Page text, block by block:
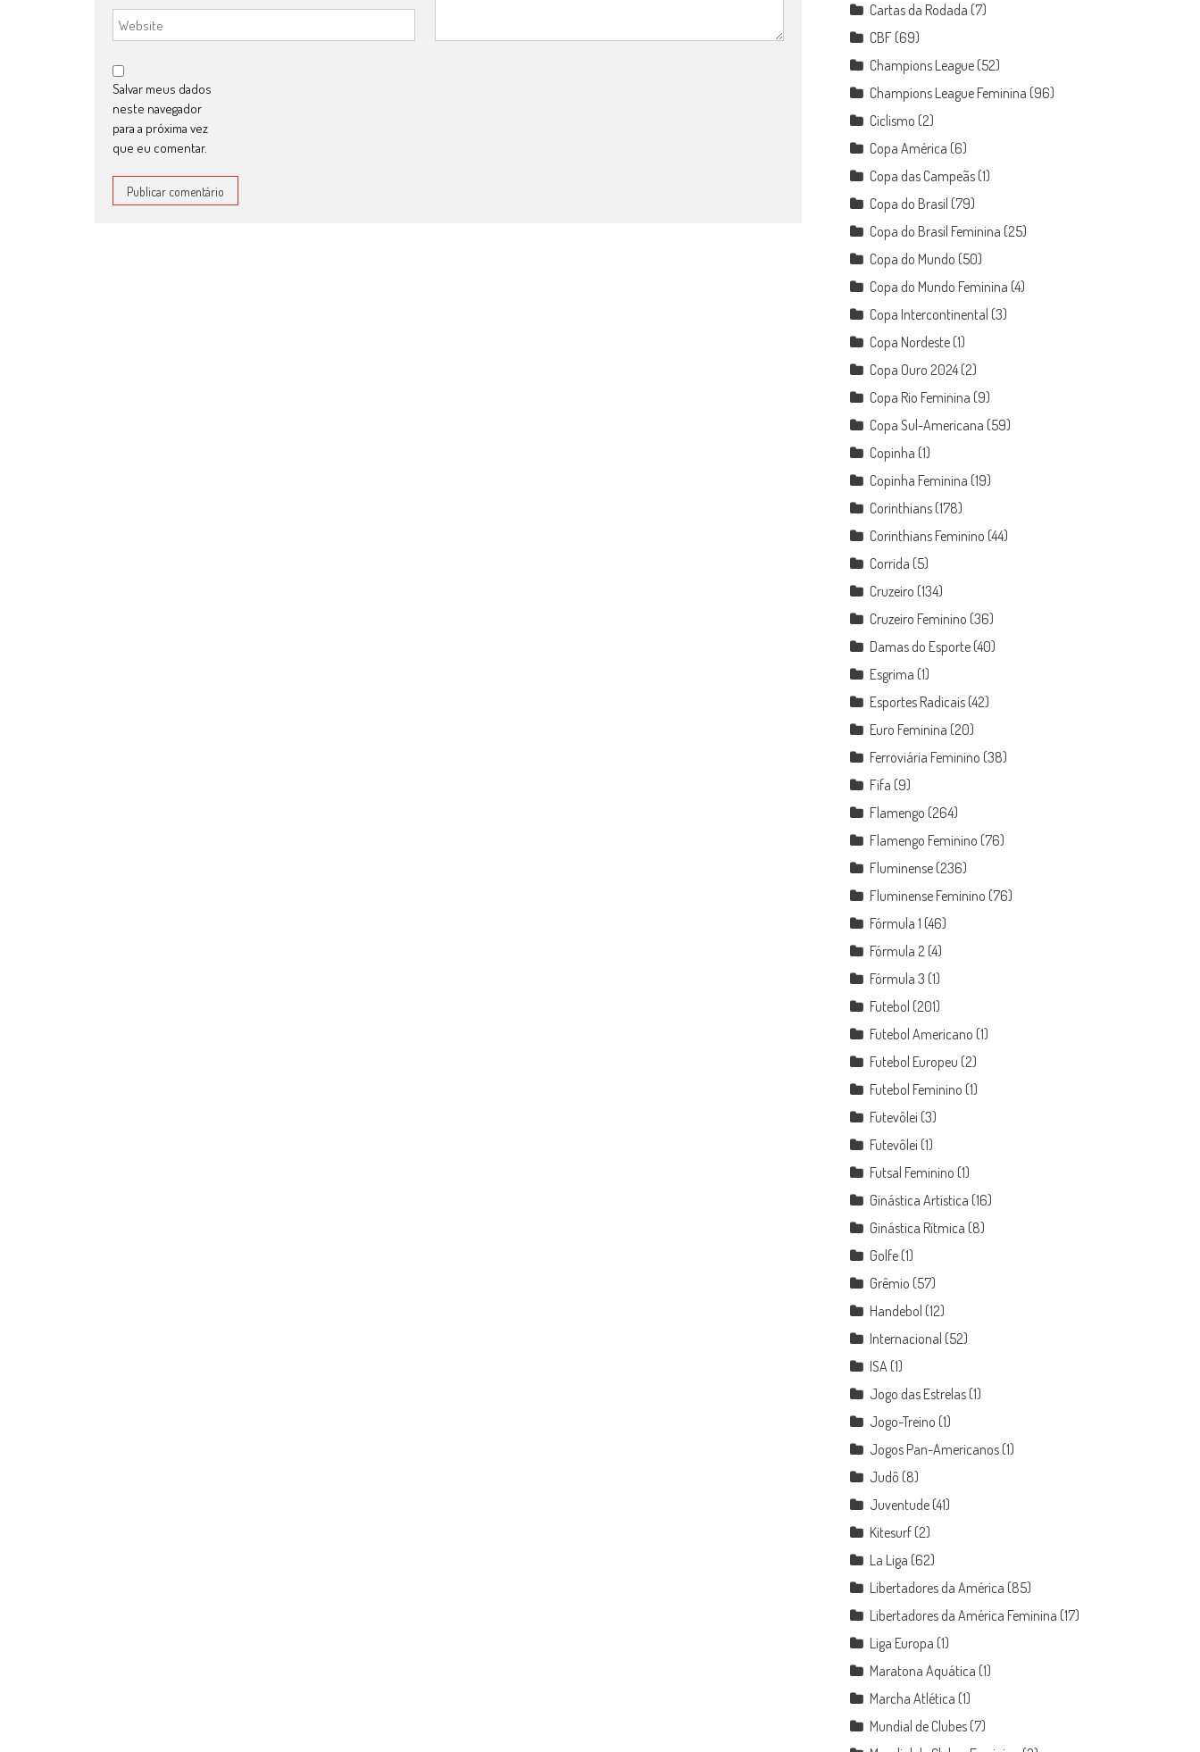
Salvar meus dados
neste navegador
para a próxima vez
que eu comentar.
Cartas da Rodada (7)
CBF (69)
Champions League (52)
Champions League Feminina (96)
Ciclismo (2)
Copa América (6)
Copa das Campeãs (1)
Copa do Brasil (79)
Copa do Brasil Feminina (25)
Copa do Mundo (50)
Copa do Mundo Feminina (4)
Copa Intercontinental (3)
Copa Nordeste (1)
Copa Ouro 2024(2)
Copa Rio Feminina (9)
Copa Sul-Americana (59)
Copinha (1)
Copinha Feminina (19)
Corinthians (178)
Corinthians Feminino (44)
Corrida (5)
Cruzeiro (134)
Cruzeiro Feminino (36)
Damas do Esporte (40)
Esgrima (1)
Esportes Radicais (42)
Euro Feminina (20)
Ferroviária Feminino (38)
Fifa (9)
Flamengo (264)
Flamengo Feminino (76)
Fluminense (236)
Fluminense Feminino (76)
Fórmula 1 (46)
Fórmula 2 (4)
Fórmula 3 (1)
Futebol (201)
Futebol Americano (1)
Futebol Europeu (2)
Futebol Feminino (1)
Futevôlei (3)
Futevôlei (1)
Futsal Feminino (1)
Ginástica Artística (16)
Ginástica Rítmica (8)
Golfe (1)
Grêmio (57)
Handebol (12)
Internacional (52)
ISA (1)
Jogo das Estrelas (1)
Jogo-Treino (1)
Jogos Pan-Americanos (1)
Judô (8)
Juventude (41)
Kitesurf (2)
La Liga (62)
Libertadores da América (85)
Libertadores da América Feminina (17)
Liga Europa (1)
Maratona Aquática (1)
Marcha Atlética (1)
Mundial de Clubes (7)